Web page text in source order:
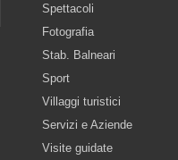
Spettacoli
Fotografia
Stab. Balneari
Sport
Villaggi turistici
Servizi e Aziende
Visite guidate